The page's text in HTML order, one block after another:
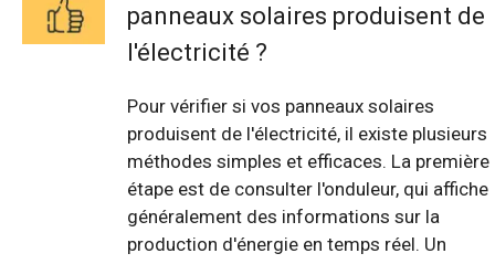
panneaux solaires produisent de
l'électricité ?
Pour vérifier si vos panneaux solaires
produisent de l'électricité, il existe plusieurs
méthodes simples et efficaces. La première
étape est de consulter l'onduleur, qui affiche
généralement des informations sur la
production d'énergie en temps réel. Un